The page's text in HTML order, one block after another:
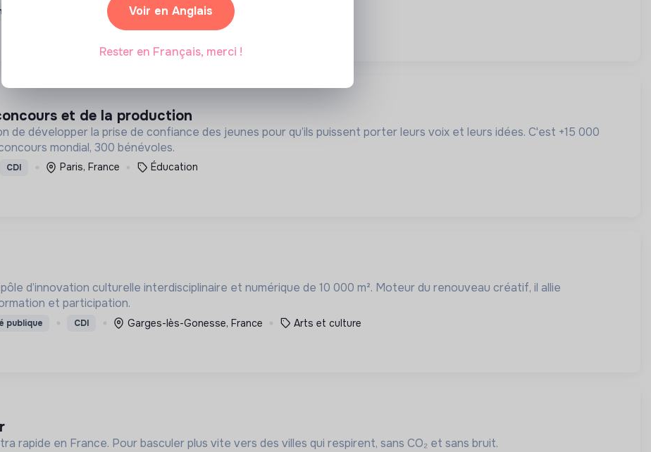
Évreux, France Personnes âgées
et de la production
de développer la prise de confiance des jeunes pour qu’ils puissent porter leurs voix et leurs idées. C'est +15 000
mondial, 300 bénévoles.
CDI Paris, France Éducation
d’innovation culturelle interdisciplinaire et numérique de 10 000 m². Moteur du renouveau créatif, il allie
et participation.
publique CDI Garges-lès-Gonesse, France Arts et culture
rapide en France. Pour basculer plus vite vers des villes qui respirent, sans CO₂ et sans bruit.
Voir en Anglais
Rester en Français, merci !